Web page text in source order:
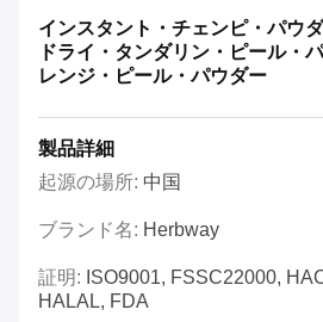
インスタント・チェンピ・パウ
ドライ・タンダリン・ピール・
レンジ・ピール・パウダー
製品詳細
起源の場所: 中国
ブランド名: Herbway
証明: ISO9001, FSSC22000,
HALAL, FDA